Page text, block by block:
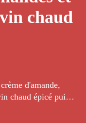
chaud
d'amande,
chaud épicé puis